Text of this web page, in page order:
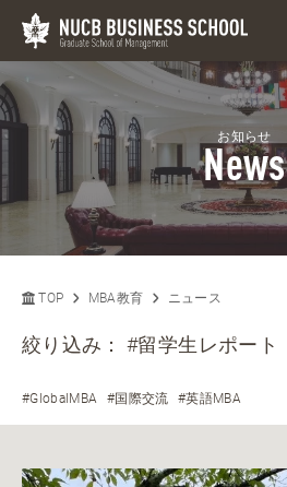
お知らせ
News
TOP MBA教育 ニュース
絞り込み：#留学生レポート
#GlobalMBA #国際交流 #英語MBA